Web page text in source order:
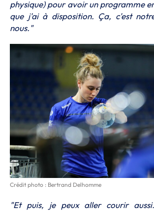
physique) pour avoir un programme
que j'ai à disposition. Ça, c'est
nous."
Crédit photo : Bertrand Delhomme
"Et puis, je peux aller courir